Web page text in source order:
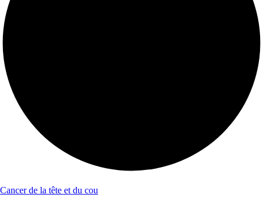
Cancer de la tête et du cou